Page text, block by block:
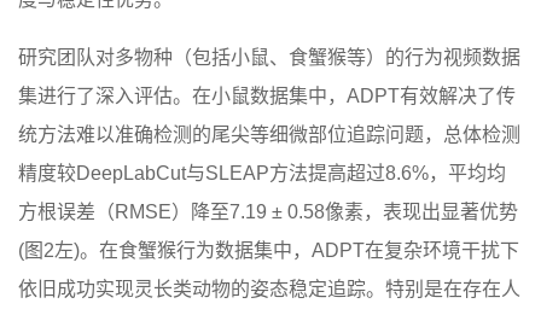
研究团队对多物种（包括小鼠、食蟹猴等）的行为视频数据
集进行了深入评估。在小鼠数据集中，ADPT有效解决了传
统方法难以准确检测的尾尖等细微部位追踪问题，总体检测
精度较DeepLabCut与SLEAP方法提高超过8.6%，平均均
方根误差（RMSE）降至7.19 ± 0.58像素，表现出显著优势
(图2左)。在食蟹猴行为数据集中，ADPT在复杂环境干扰下
依旧成功实现灵长类动物的姿态稳定追踪。特别是在存在人